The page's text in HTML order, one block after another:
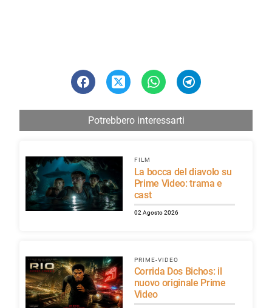
Potrebbero interessarti
FILM
La bocca del diavolo su
Prime Video: trama e
cast
02 Agosto 2026
PRIME-VIDEO
Corrida Dos Bichos: il
nuovo originale Prime
Video